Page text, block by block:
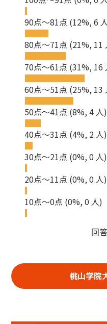
90点～81点 (12%, 6
80点～71点 (21%, 11
70点～61点 (31%, 16
60点～51点 (25%, 13
50点～41点 (8%, 4 人)
40点～31点 (4%, 2 人)
30点～21点 (0%, 0 人)
20点～11点 (0%, 0 人)
10点～0点 (0%, 0 人)
回
桃山学院